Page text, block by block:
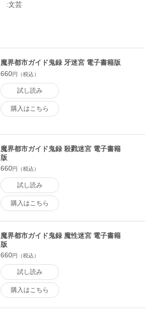
文芸
魔界都市ガイド鬼録 牙迷宮 電子書籍版
660円（税込）
試し読み
購入はこちら
魔界都市ガイド鬼録 殺戮迷宮 電子書籍
版
660円（税込）
試し読み
購入はこちら
魔界都市ガイド鬼録 魔性迷宮 電子書籍
版
660円（税込）
試し読み
購入はこちら